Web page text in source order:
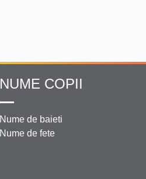
NUME COPII
Nume de baieti
Nume de fete